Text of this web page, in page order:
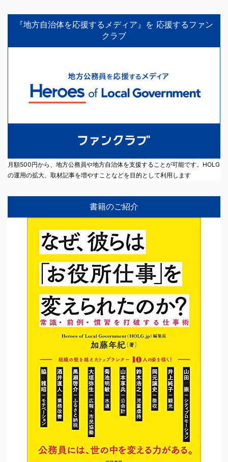
『地方自治体を応援するメディア』を 応援するファン
クラブ
月額500円から、地方公務員や地方自治体を支援することが可能です。HOLG
の運用の拡大、取材記事を増やすことなどを目的として利用します
書籍のご紹介